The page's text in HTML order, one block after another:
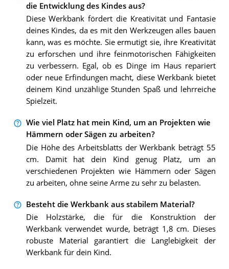
die Entwicklung des Kindes aus?
Diese Werkbank fördert die Kreativität und Fantasie
deines Kindes, da es mit den Werkzeugen alles bauen
kann, was es möchte. Sie ermutigt sie, ihre Kreativität
zu erforschen und ihre feinmotorischen Fähigkeiten
zu verbessern. Egal, ob es Dinge im Haus repariert
oder neue Erfindungen macht, diese Werkbank bietet
deinem Kind unzählige Stunden Spaß und lehrreiche
Spielzeit.
Wie viel Platz hat mein Kind, um an Projekten wie
Hämmern oder Sägen zu arbeiten?
Die Höhe des Arbeitsblatts der Werkbank beträgt 55
cm. Damit hat dein Kind genug Platz, um an
verschiedenen Projekten wie Hämmern oder Sägen
zu arbeiten, ohne seine Arme zu sehr zu belasten.
Besteht die Werkbank aus stabilem Material?
Die Holzstärke, die für die Konstruktion der
Werkbank verwendet wurde, beträgt 1,8 cm. Dieses
robuste Material garantiert die Langlebigkeit der
Werkbank für dein Kind.